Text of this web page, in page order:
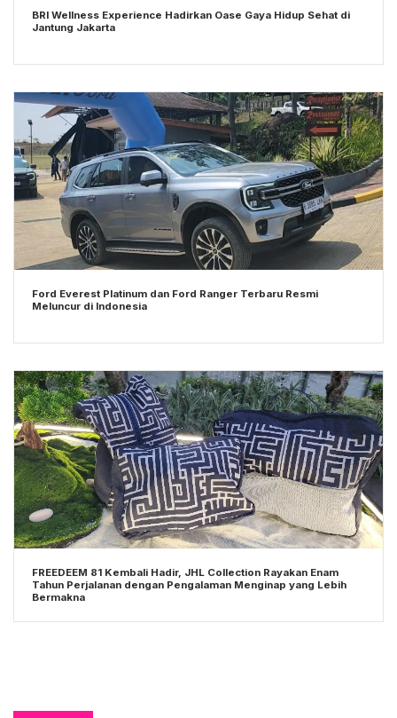
BRI Wellness Experience Hadirkan Oase Gaya Hidup Sehat di
Jantung Jakarta
Ford Everest Platinum dan Ford Ranger Terbaru Resmi
Meluncur di Indonesia
FREEDEEM 81 Kembali Hadir, JHL Collection Rayakan Enam
Tahun Perjalanan dengan Pengalaman Menginap yang Lebih
Bermakna